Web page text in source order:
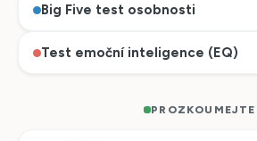
Big Five test osobnosti
Test emoční inteligence (EQ)
PROZKOUMEJTE